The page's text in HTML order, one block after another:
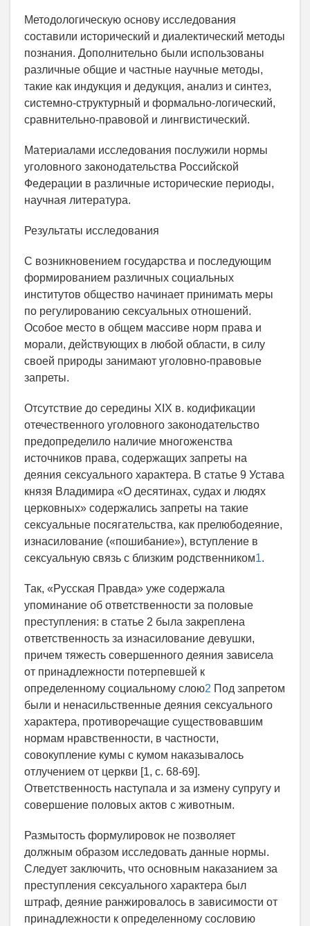
Методологическую основу исследования
составили исторический и диалектический методы
познания. Дополнительно были использованы
различные общие и частные научные методы,
такие как индукция и дедукция, анализ и синтез,
системно-структурный и формально-логический,
сравнительно-правовой и лингвистический.
Материалами исследования послужили нормы
уголовного законодательства Российской
Федерации в различные исторические периоды,
научная литература.
Результаты исследования
С возникновением государства и последующим
формированием различных социальных
институтов общество начинает принимать меры
по регулированию сексуальных отношений.
Особое место в общем массиве норм права и
морали, действующих в любой области, в силу
своей природы занимают уголовно-правовые
запреты.
Отсутствие до середины XIX в. кодификации
отечественного уголовного законодательство
предопределило наличие многоженства
источников права, содержащих запреты на
деяния сексуального характера. В статье 9 Устава
князя Владимира «О десятинах, судах и людях
церковных» содержались запреты на такие
сексуальные посягательства, как прелюбодеяние,
изнасилование («пошибание»), вступление в
сексуальную связь с близким родственником1.
Так, «Русская Правда» уже содержала
упоминание об ответственности за половые
преступления: в статье 2 была закреплена
ответственность за изнасилование девушки,
причем тяжесть совершенного деяния зависела
от принадлежности потерпевшей к
определенному социальному слою2 Под запретом
были и ненасильственные деяния сексуального
характера, противоречащие существовавшим
нормам нравственности, в частности,
совокупление кумы с кумом наказывалось
отлучением от церкви [1, с. 68-69].
Ответственность наступала и за измену супругу и
совершение половых актов с животным.
Размытость формулировок не позволяет
должным образом исследовать данные нормы.
Следует заключить, что основным наказанием за
преступления сексуального характера был
штраф, деяние ранжировалось в зависимости от
принадлежности к определенному сословию